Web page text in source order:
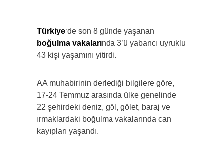
Türkiye‘de son 8 günde yaşanan
boğulma vakalarında 3’ü yabancı uyruklu
43 kişi yaşamını yitirdi.
AA muhabirinin derlediği bilgilere göre,
17-24 Temmuz arasında ülke genelinde
22 şehirdeki deniz, göl, gölet, baraj ve
ırmaklardaki boğulma vakalarında can
kayıpları yaşandı.